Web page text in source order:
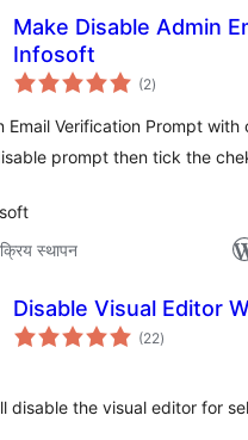
Make Disable Admin
Infosoft
(2कुल
दर)
Email Verification Prompt
prompt then tick the
स्थापन
Disable Visual Editor
(22कुल
दर)
disable the visual editor for